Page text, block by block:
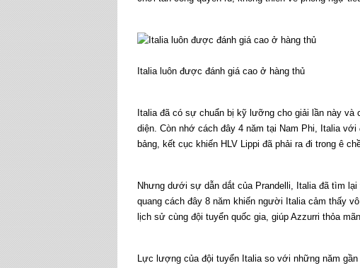
Italia luôn được đánh giá cao ở hàng thủ
Italia đã có sự chuẩn bị kỹ lưỡng cho giải lần này
diện. Còn nhớ cách đây 4 năm tại Nam Phi, Italia
bảng, kết cục khiến HLV Lippi đã phải ra đi trong ê
Nhưng dưới sự dẫn dắt của Prandelli, Italia đã tìm
quang cách đây 8 năm khiến người Italia cảm thấy
lịch sử cùng đội tuyển quốc gia, giúp Azzurri thỏa
Lực lượng của đội tuyển Italia so với những năm